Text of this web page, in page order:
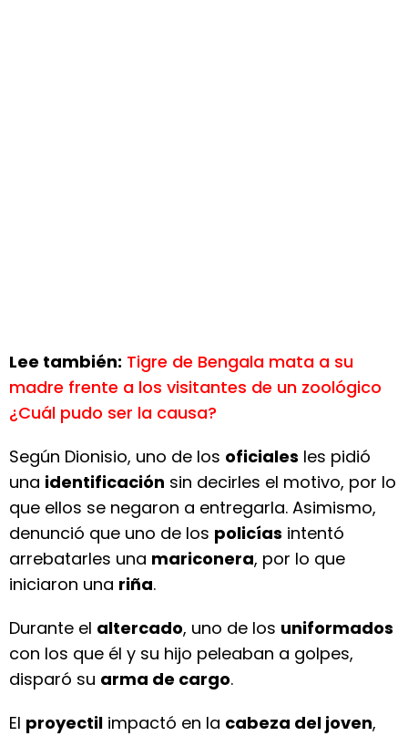
Lee también: Tigre de Bengala mata a su
madre frente a los visitantes de un zoológico
¿Cuál pudo ser la causa?
Según Dionisio, uno de los oficiales les pidió
una identificación sin decirles el motivo, por lo
que ellos se negaron a entregarla. Asimismo,
denunció que uno de los policías intentó
arrebatarles una mariconera, por lo que
iniciaron una riña.
Durante el altercado, uno de los uniformados
con los que él y su hijo peleaban a golpes,
disparó su arma de cargo.
El proyectil impactó en la cabeza del joven,